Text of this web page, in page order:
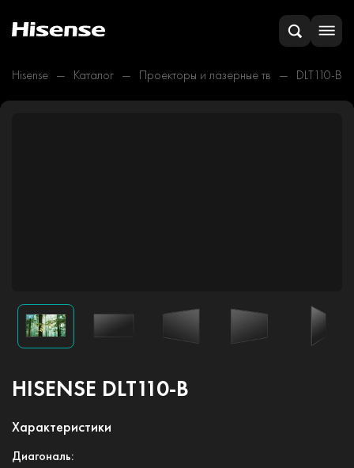
Hisense Каталог Проекторы и лазерные тв DLT110-B
HISENSE DLT110-B
Характеристики
Диагональ: